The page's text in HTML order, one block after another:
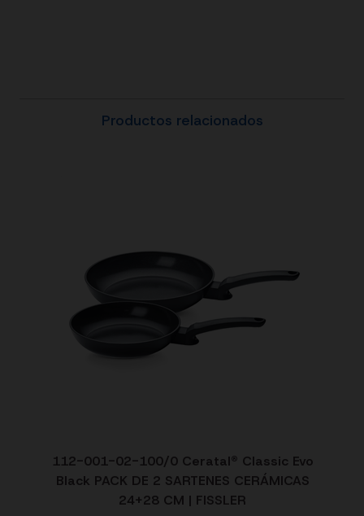
Productos relacionados
112-001-02-100/0 Ceratal® Classic Evo
Black PACK DE 2 SARTENES CERÁMICAS
24+28 CM | FISSLER